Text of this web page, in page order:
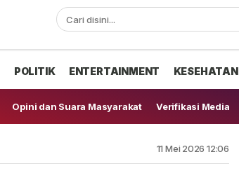
POLITIK ENTERTAINMENT KESEHATAN
Opini dan Suara Masyarakat Verifikasi Media
11 Mei 2026 12:06